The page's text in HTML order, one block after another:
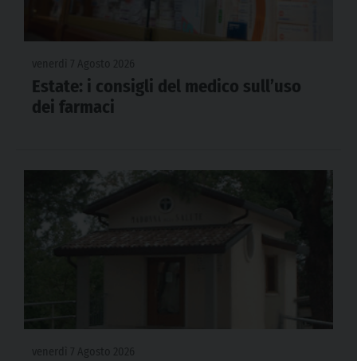
Estate: i consigli del medico sull’uso
dei farmaci